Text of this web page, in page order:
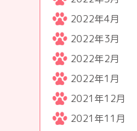
2022年4月
2022年3月
2022年2月
2022年1月
2021年12月
2021年11月